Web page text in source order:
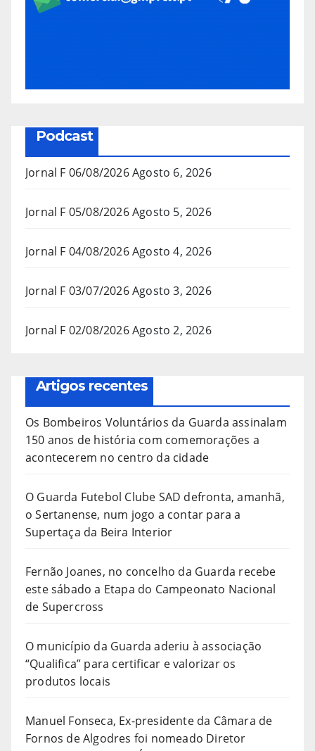
Podcast
Jornal F 06/08/2026Agosto 6, 2026
Jornal F 05/08/2026Agosto 5, 2026
Jornal F 04/08/2026Agosto 4, 2026
Jornal F 03/07/2026Agosto 3, 2026
Jornal F 02/08/2026Agosto 2, 2026
Artigos recentes
Os Bombeiros Voluntários da Guarda assinalam
150 anos de história com comemorações a
acontecerem no centro da cidade
O Guarda Futebol Clube SAD defronta, amanhã,
o Sertanense, num jogo a contar para a
Supertaça da Beira Interior
Fernão Joanes, no concelho da Guarda recebe
este sábado a Etapa do Campeonato Nacional
de Supercross
O município da Guarda aderiu à associação
“Qualifica” para certificar e valorizar os
produtos locais
Manuel Fonseca, Ex-presidente da Câmara de
Fornos de Algodres foi nomeado Diretor